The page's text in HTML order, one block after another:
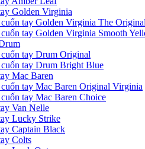
Golden Virginia
tay Golden Virginia The Original
tay Golden Virginia Smooth
tay Drum Original
tay Drum Bright Blue
Mac Baren
tay Mac Baren Original Virginia
tay Mac Baren Choice
Van Nelle
Lucky Strike
Captain Black
Colts